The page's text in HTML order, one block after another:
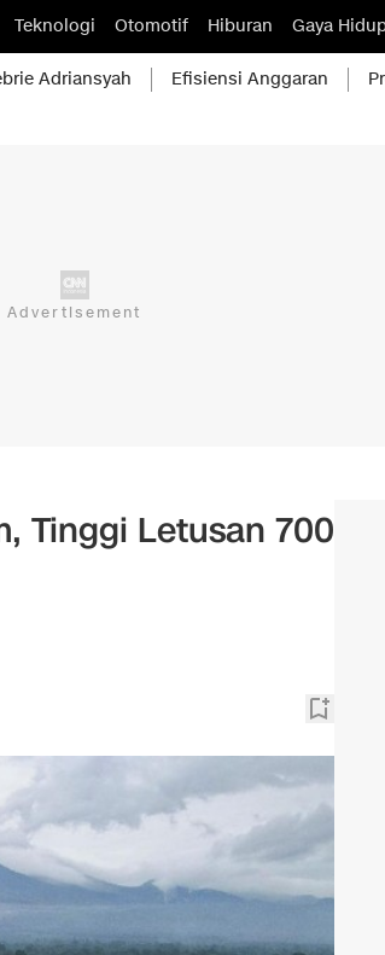
Teknologi Otomotif Hiburan Gaya
Adriansyah Efisiensi Anggaran
Tinggi Letusan 700